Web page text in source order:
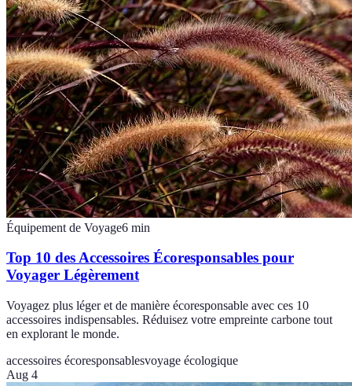
Équipement de Voyage6 min
Top 10 des Accessoires Écoresponsables pour
Voyager Légèrement
Voyagez plus léger et de manière écoresponsable avec ces 10
accessoires indispensables. Réduisez votre empreinte carbone tout
en explorant le monde.
accessoires écoresponsablesvoyage écologique
Aug 4